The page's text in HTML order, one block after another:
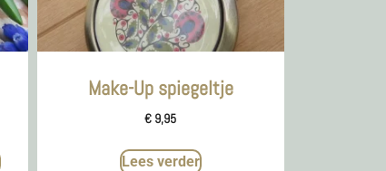
Make-Up spiegeltje
€ 9,95
Lees verder